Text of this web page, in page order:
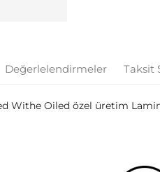
Değerlelendirmeler Taksit
Withe Oiled özel üretim